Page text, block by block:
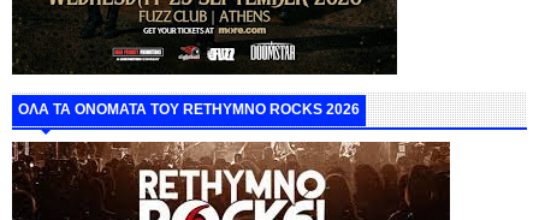
ΟΛΑ ΤΑ ΟΝΟΜΑΤΑ ΤΟΥ RETHYMNO ROCKS 2026